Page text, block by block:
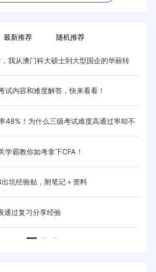
最新推荐 随机推荐
我从澳门科大硕士到大型国企的华丽转
试内容和难度解答，快来看看！
48%！为什么三级考试难度高通过率却不
学霸教你如考拿下CFA！
坑经验贴，附笔记＋资料
通过复习分享经验